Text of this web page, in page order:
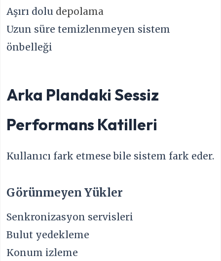
Aşırı dolu depolama
Uzun süre temizlenmeyen sistem
önbelleği
Arka Plandaki Sessiz
Performans Katilleri
Kullanıcı fark etmese bile sistem fark eder.
Görünmeyen Yükler
Senkronizasyon servisleri
Bulut yedekleme
Konum izleme